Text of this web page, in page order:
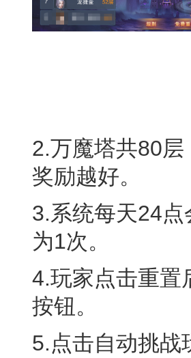
2.万魔塔共80
奖励越好。
3.系统每天24
为1次。
4.玩家点击重置
按钮。
5.点击自动挑战